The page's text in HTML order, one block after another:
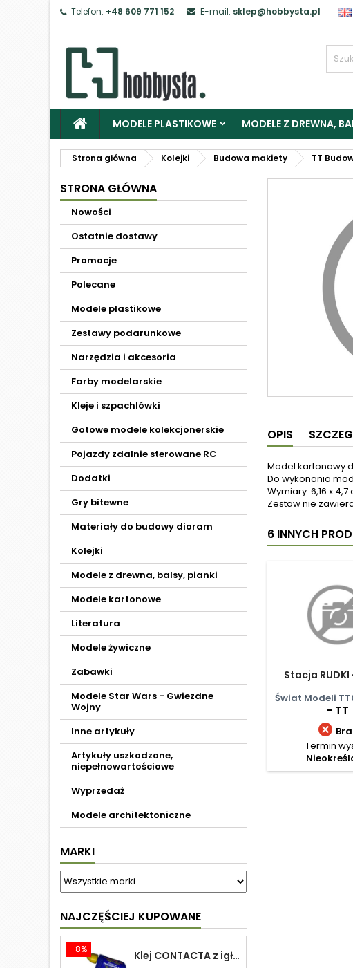
Telefon: +48 609 771 152 E-mail: sklep@hobbysta.pl
MODELE PLASTIKOWE MODELE Z DREWNA,
Strona główna Kolejki Budowa makiety TT
STRONA GŁÓWNA
Nowości
Ostatnie dostawy
Promocje
Polecane
Modele plastikowe
Zestawy podarunkowe
Narzędzia i akcesoria
Farby modelarskie
Kleje i szpachlówki
Gotowe modele kolekcjonerskie
Pojazdy zdalnie sterowane RC
Dodatki
Gry bitewne
Materiały do budowy dioram
Kolejki
Modele z drewna, balsy, pianki
Modele kartonowe
Literatura
Modele żywiczne
Zabawki
Modele Star Wars - Gwiezdne
Wojny
Inne artykuły
Artykuły uszkodzone,
niepełnowartościowe
Wyprzedaż
Modele architektoniczne
MARKI
NAJCZĘŚCIEJ KUPOWANE
-8% Klej CONTACTA z igłą do plastiku 25,0 g
OPIS
Model kartonowy
Do wykonania
Wymiary: 6,16 x
Zestaw nie
6 INNYCH
Stacja
Świat Modeli
- TT

Termin